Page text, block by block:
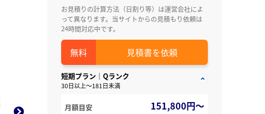
お見積りの計算方法（日割り等）は運営会社によ
って異なります。当サイトからの見積もり依頼は
24時間対応中です。
見積書を依頼
短期プラン｜Qランク
30日以上～181日未満
月額目安 151,800円～